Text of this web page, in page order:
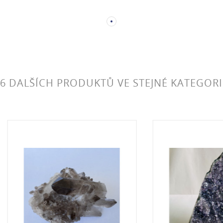
DALŠÍCH PRODUKTŮ VE STEJNÉ